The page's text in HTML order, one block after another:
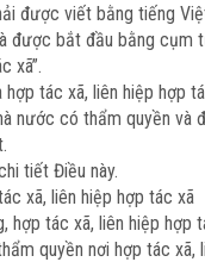
được viết bằng tiếng
được bắt đầu bằng cụm
xã”.
tác xã, liên hiệp hợp
nước có thẩm quyền và
tiết Điều này.
xã, liên hiệp hợp tác xã
hợp tác xã, liên hiệp hợp
quyền nơi hợp tác xã,